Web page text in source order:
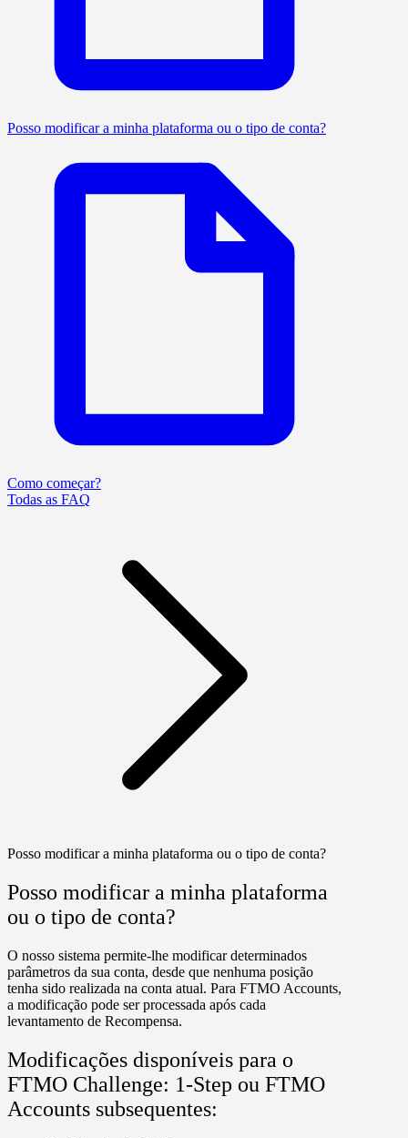
Posso modificar a minha plataforma ou o tipo de conta?
Como começar?
Todas as FAQ
Posso modificar a minha plataforma ou o tipo de conta?
Posso modificar a minha plataforma
ou o tipo de conta?
O nosso sistema permite-lhe modificar determinados
parâmetros da sua conta, desde que nenhuma posição
tenha sido realizada na conta atual. Para FTMO Accounts,
a modificação pode ser processada após cada
levantamento de Recompensa.
Modificações disponíveis para o
FTMO Challenge: 1-Step ou FTMO
Accounts subsequentes: